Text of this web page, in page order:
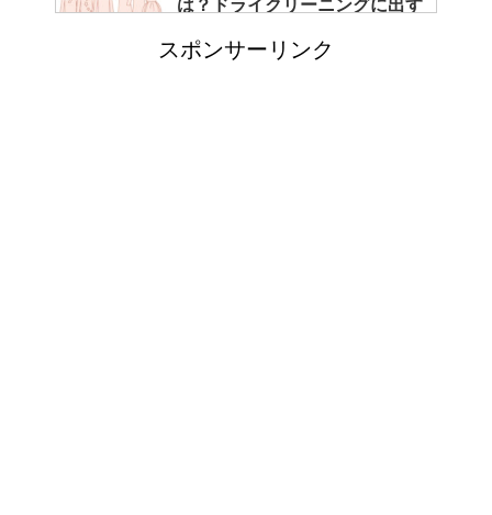
は？ドライクリーニングに出す
スポンサーリンク